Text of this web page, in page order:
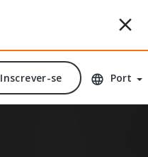
Inscrever-se
Inscrever-se Port